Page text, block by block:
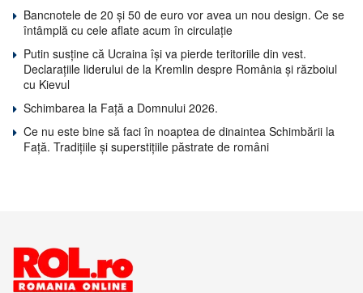
Bancnotele de 20 și 50 de euro vor avea un nou design. Ce se
întâmplă cu cele aflate acum în circulație
Putin susține că Ucraina își va pierde teritoriile din vest.
Declarațiile liderului de la Kremlin despre România și războiul
cu Kievul
Schimbarea la Față a Domnului 2026.
Ce nu este bine să faci în noaptea de dinaintea Schimbării la
Față. Tradițiile și superstițiile păstrate de români